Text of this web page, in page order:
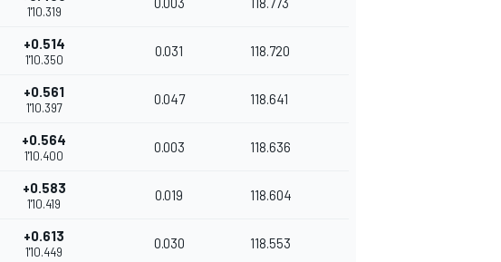
1'10.319
+0.514
1'10.350
0.031 118.720
+0.561
1'10.397
0.047 118.641
+0.564
1'10.400
0.003 118.636
+0.583
1'10.419
0.019 118.604
+0.613
1'10.449
0.030 118.553